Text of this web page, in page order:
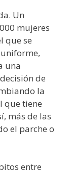
Un
mujeres
que se
una
de
la
que tiene
más de las
el parche o
entre